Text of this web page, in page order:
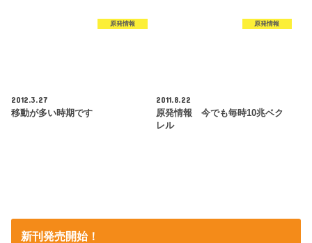
原発情報
2012.3.27
移動が多い時期です
原発情報
2011.8.22
原発情報 今でも毎時10兆ベク
レル
新刊発売開始！